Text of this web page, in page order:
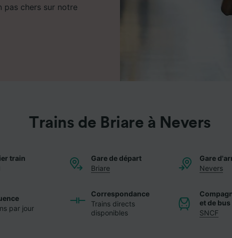
pas chers sur notre
Trains de Briare à Nevers
train
Gare de départ
Briare
Gare
Nevers
par jour
Correspondance
Trains directs
disponibles
et de bus
SNCF